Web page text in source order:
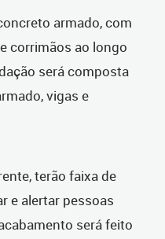
armado, com
corrimãos ao longo
será composta
vigas e
terão faixa de
e alertar pessoas
será feito